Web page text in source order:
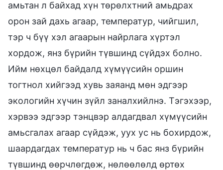
амьтан л байхад хүн төрөлхтний амьдрах
орон зай дахь агаар, температур, чийгшил,
тэр ч бүү хэл агаарын найрлага хүртэл
хордож, янз бүрийн түвшинд сүйдэх болно.
Ийм нөхцөл байдалд хүмүүсийн оршин
тогтнол хийгээд хувь заяанд мөн эдгээр
экологийн хүчин зүйл заналхийлнэ. Тэгэхээр,
хэрвээ эдгээр тэнцвэр алдагдвал хүмүүсийн
амьсгалах агаар сүйдэж, уух ус нь бохирдож,
шаардагдах температур нь ч бас янз бүрийн
түвшинд өөрчлөгдөж, нөлөөлөлд өртөх